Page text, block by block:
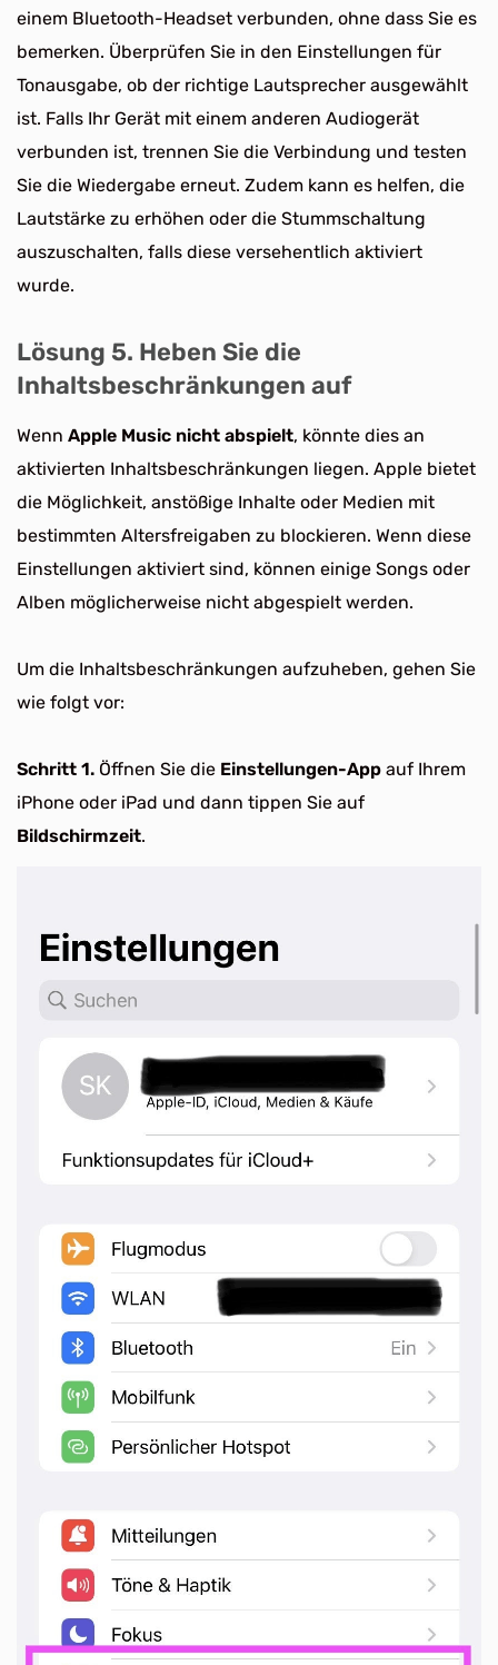
einem Bluetooth-Headset verbunden, ohne dass Sie es
bemerken. Überprüfen Sie in den Einstellungen für
Tonausgabe, ob der richtige Lautsprecher ausgewählt
ist. Falls Ihr Gerät mit einem anderen Audiogerät
verbunden ist, trennen Sie die Verbindung und testen
Sie die Wiedergabe erneut. Zudem kann es helfen, die
Lautstärke zu erhöhen oder die Stummschaltung
auszuschalten, falls diese versehentlich aktiviert
wurde.
Lösung 5. Heben Sie die
Inhaltsbeschränkungen auf
Wenn Apple Music nicht abspielt, könnte dies an
aktivierten Inhaltsbeschränkungen liegen. Apple bietet
die Möglichkeit, anstößige Inhalte oder Medien mit
bestimmten Altersfreigaben zu blockieren. Wenn diese
Einstellungen aktiviert sind, können einige Songs oder
Alben möglicherweise nicht abgespielt werden.
Um die Inhaltsbeschränkungen aufzuheben, gehen Sie
wie folgt vor:
Schritt 1. Öffnen Sie die Einstellungen-App auf Ihrem
iPhone oder iPad und dann tippen Sie auf
Bildschirmzeit.